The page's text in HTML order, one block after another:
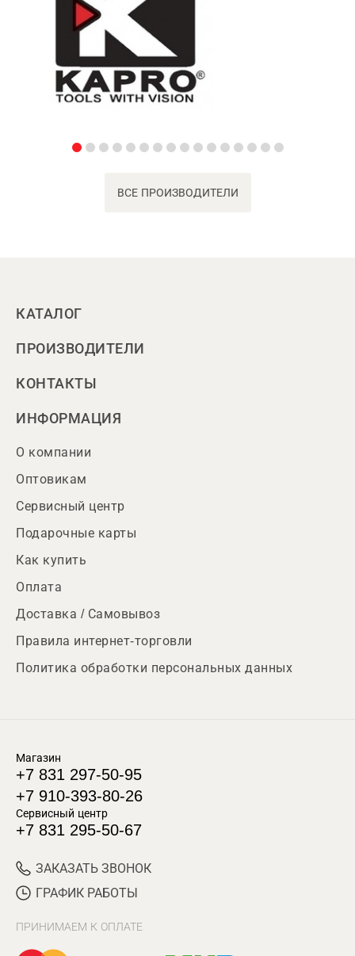
ВСЕ ПРОИЗВОДИТЕЛИ
КАТАЛОГ
ПРОИЗВОДИТЕЛИ
КОНТАКТЫ
ИНФОРМАЦИЯ
О компании
Оптовикам
Сервисный центр
Подарочные карты
Как купить
Оплата
Доставка / Самовывоз
Правила интернет-торговли
Политика обработки персональных данных
Магазин
+7 831 297-50-95
+7 910-393-80-26
Сервисный центр
+7 831 295-50-67
ЗАКАЗАТЬ ЗВОНОК
ГРАФИК РАБОТЫ
ПРИНИМАЕМ К ОПЛАТЕ